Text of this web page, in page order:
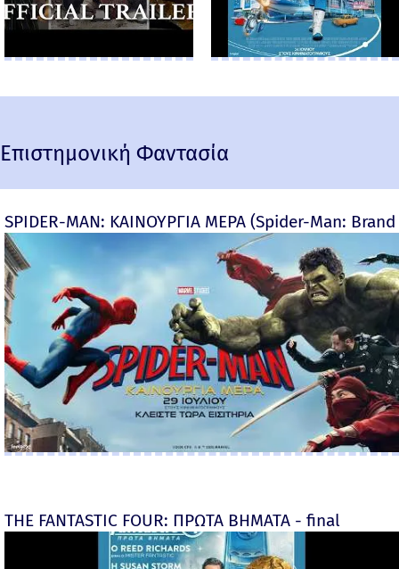
Επιστημονική Φαντασία
SPIDER-MAN: ΚΑΙΝΟΥΡΓΙΑ ΜΕΡΑ (Spider-Man:
THE FANTASTIC FOUR: ΠΡΩΤΑ ΒΗΜΑΤΑ - final